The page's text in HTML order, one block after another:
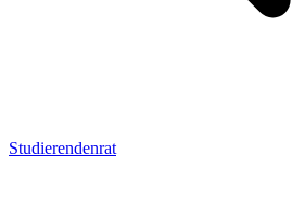
Studierendenrat